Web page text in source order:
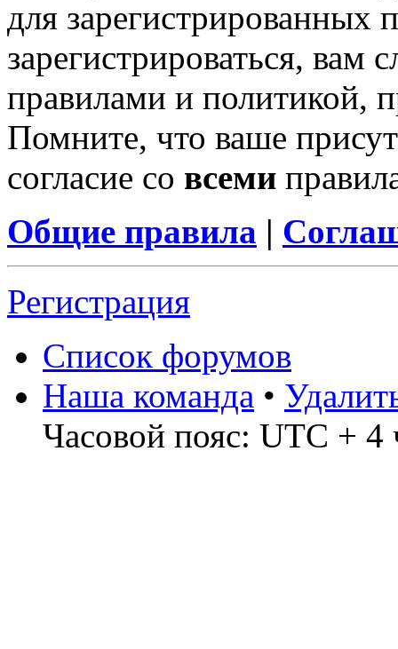
для зарегистрированных
зарегистрироваться, вам
правилами и политикой,
Помните, что ваше
согласие со всеми
Общие правила |
Регистрация
Список форумов
Наша команда •
Часовой пояс: UTC + 4